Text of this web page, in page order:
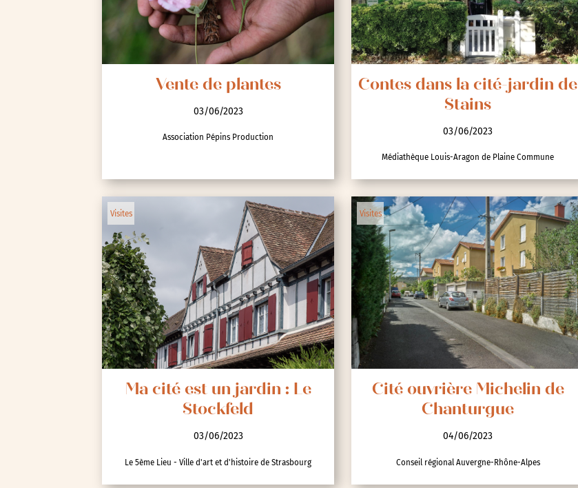
Visites
Voyage d'études
Autre
Essonne (91)
Hauts-de-Seine (92)
Paris (75)
Seine-et-Marne (77)
Seine-Saint-Denis (93)
Test-tag-event
Val-d’Oise (95)
Val-de-Marne (94)
Yvelines (78)
Vente de plantes
03/06/2023
Association Pépins Production
Contes dans la cité-jardin de
Stains
03/06/2023
Médiathèque Louis-Aragon de Plaine Commune
Visites
Ma cité est un jardin : Le
Stockfeld
03/06/2023
Le 5ème Lieu - Ville d'art et d'histoire de Strasbourg
Visites
Cité ouvrière Michelin de
Chanturgue
04/06/2023
Conseil régional Auvergne-Rhône-Alpes